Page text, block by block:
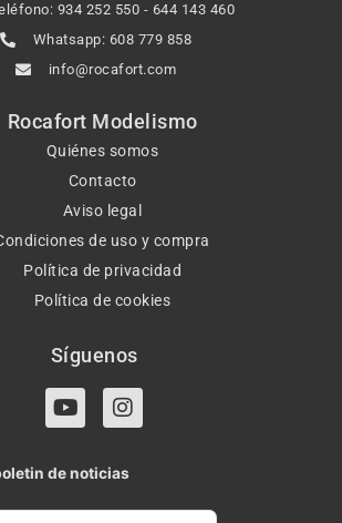
934 252 550 - 644 143 460
Whatsapp: 608 779 858
info@rocafort.com
Rocafort Modelismo
Quiénes somos
Contacto
Aviso legal
de uso y compra
Política de privacidad
Política de cookies
Síguenos
Y
o
t
u
b
I
n
t
a
g
de noticias